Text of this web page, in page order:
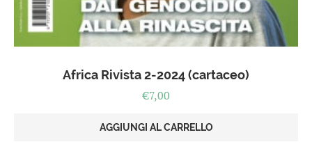
Africa Rivista 2-2024 (cartaceo)
€7,00
AGGIUNGI AL CARRELLO